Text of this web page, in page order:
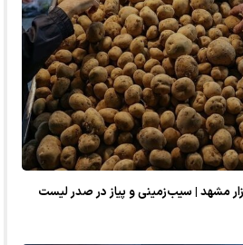
مشهد | سیب‌زمینی و پیاز در صدر لیست